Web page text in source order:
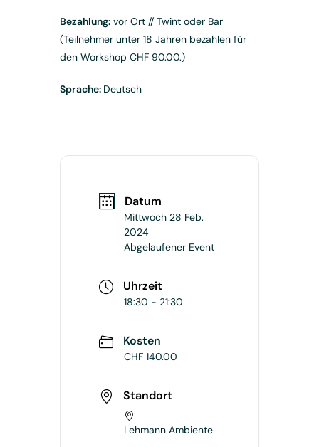
Bezahlung: vor Ort // Twint oder Bar
(Teilnehmer unter 18 Jahren bezahlen für
den Workshop CHF 90.00.)
Sprache: Deutsch
Datum
Mittwoch 28 Feb.
2024
Abgelaufener Event
Uhrzeit
18:30 - 21:30
Kosten
CHF 140.00
Standort
Lehmann Ambiente